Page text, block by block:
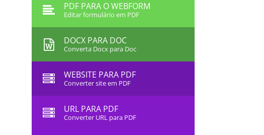
PDF PARA O WEBFORM
Editar formulário em PDF
DOCX PARA DOC
Converta Docx para Doc
WEBSITE PARA PDF
Converter site em PDF
URL PARA PDF
Converter URL para PDF